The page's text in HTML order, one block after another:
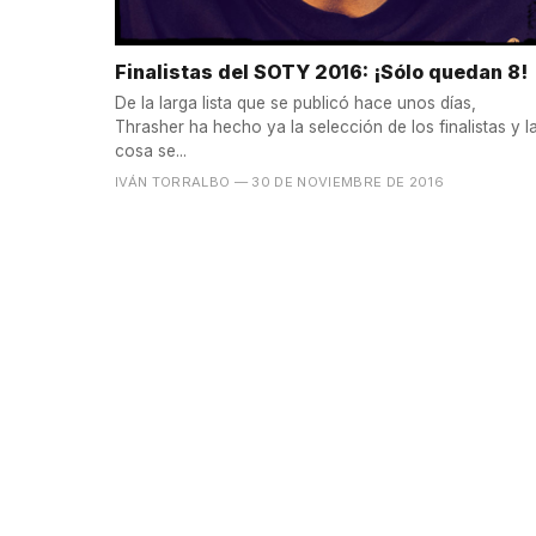
Finalistas del SOTY 2016: ¡Sólo quedan 8!
De la larga lista que se publicó hace unos días,
Thrasher ha hecho ya la selección de los finalistas y
cosa se...
IVÁN TORRALBO — 30 DE NOVIEMBRE DE 2016